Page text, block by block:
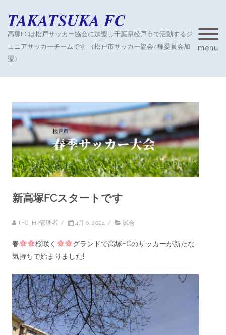
TAKATSUKA FC
高塚FCは松戸サッカー協会に加盟し千葉県松戸市で活動するジ
ュニアサッカーチームです （松戸市サッカー協会4種委員会加
盟）
menu
新高塚FCスタートです
TFC_HP管理者 / 4月 6, 2024 / 試合
春 桜咲く
グランドで高塚FCのサッカーが新たな
気持ちで始まりました!